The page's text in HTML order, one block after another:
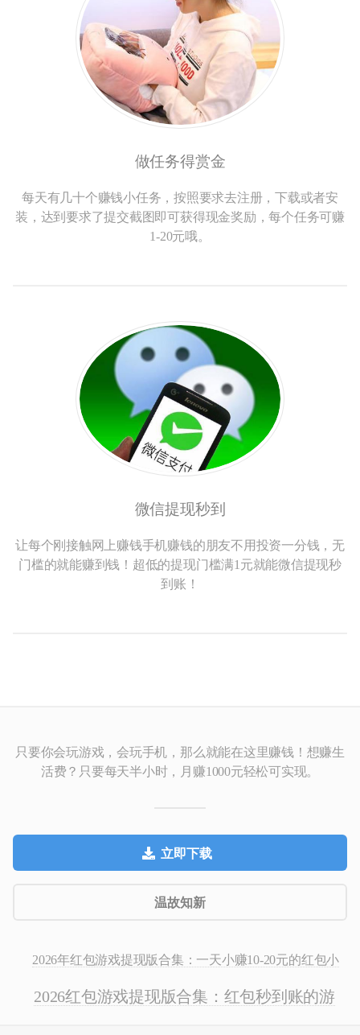
做任务得赏金
每天有几十个赚钱小任务，按照要求去注册，下载或者安
装，达到要求了提交截图即可获得现金奖励，每个任务可赚
1-20元哦。
微信提现秒到
让每个刚接触网上赚钱手机赚钱的朋友不用投资一分钱，无
门槛的就能赚到钱！超低的提现门槛满1元就能微信提现秒
到账！
只要你会玩游戏，会玩手机，那么就能在这里赚钱！ 想赚生
活费？只要每天半小时，月赚1000元轻松可实现。
立即下载
温故知新
2026年红包游戏提现版合集：一天小赚10-20元的红包小
游戏推荐
2026红包游戏提现版合集：红包秒到账的游